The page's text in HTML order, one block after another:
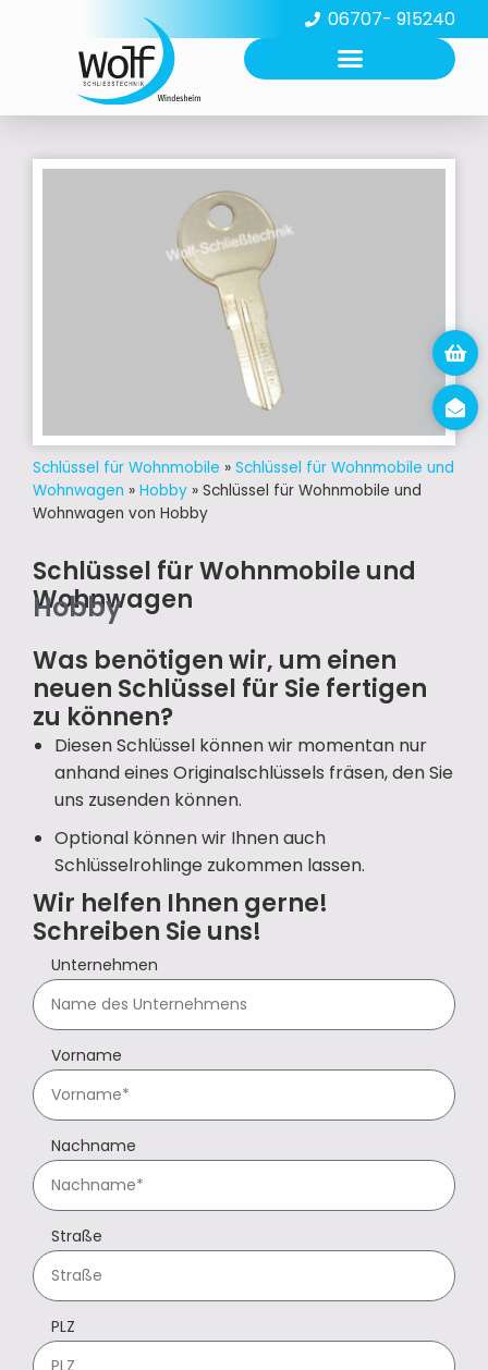
06707- 915240
Schlüssel für Wohnmobile » Schlüssel für Wohnmobile und
Wohnwagen » Hobby » Schlüssel für Wohnmobile und
Wohnwagen von Hobby
Schlüssel für Wohnmobile und
Wohnwagen
Hobby
Was benötigen wir, um einen
neuen Schlüssel für Sie fertigen
zu können?
Diesen Schlüssel können wir momentan nur
anhand eines Originalschlüssels fräsen, den Sie
uns zusenden können.
Optional können wir Ihnen auch
Schlüsselrohlinge zukommen lassen.
Wir helfen Ihnen gerne!
Schreiben Sie uns!
Unternehmen
Vorname
Nachname
Straße
PLZ